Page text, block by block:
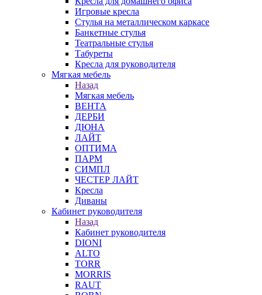
Игровые кресла
Стулья на металлическом каркасе
Банкетные стулья
Театральные стулья
Табуреты
Кресла для руководителя
Мягкая мебель
Назад
Мягкая мебель
ВЕНТА
ДЕРБИ
ДЮНА
ЛАЙТ
ОПТИМА
ПАРМ
СИМПЛ
ЧЕСТЕР ЛАЙТ
Кресла
Диваны
Кабинет руководителя
Назад
Кабинет руководителя
DIONI
ALTO
TORR
MORRIS
RAUT